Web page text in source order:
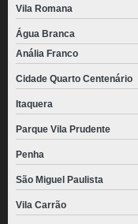
Vila Romana
Água Branca
Anália Franco
Cidade Quarto Centenário
Itaquera
Parque Vila Prudente
Penha
São Miguel Paulista
Vila Carrão